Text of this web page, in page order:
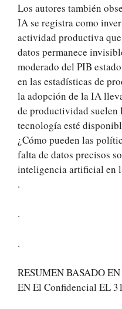
Los autores también
IA se registra como
actividad productiva
datos permanece
moderado del PIB
en las estadísticas de
la adopción de la IA
de productividad suelen
tecnología esté
¿Cómo pueden las
falta de datos precisos
inteligencia artificial en
.
.
.
RESUMEN BASADO
EN El Confidencial EL